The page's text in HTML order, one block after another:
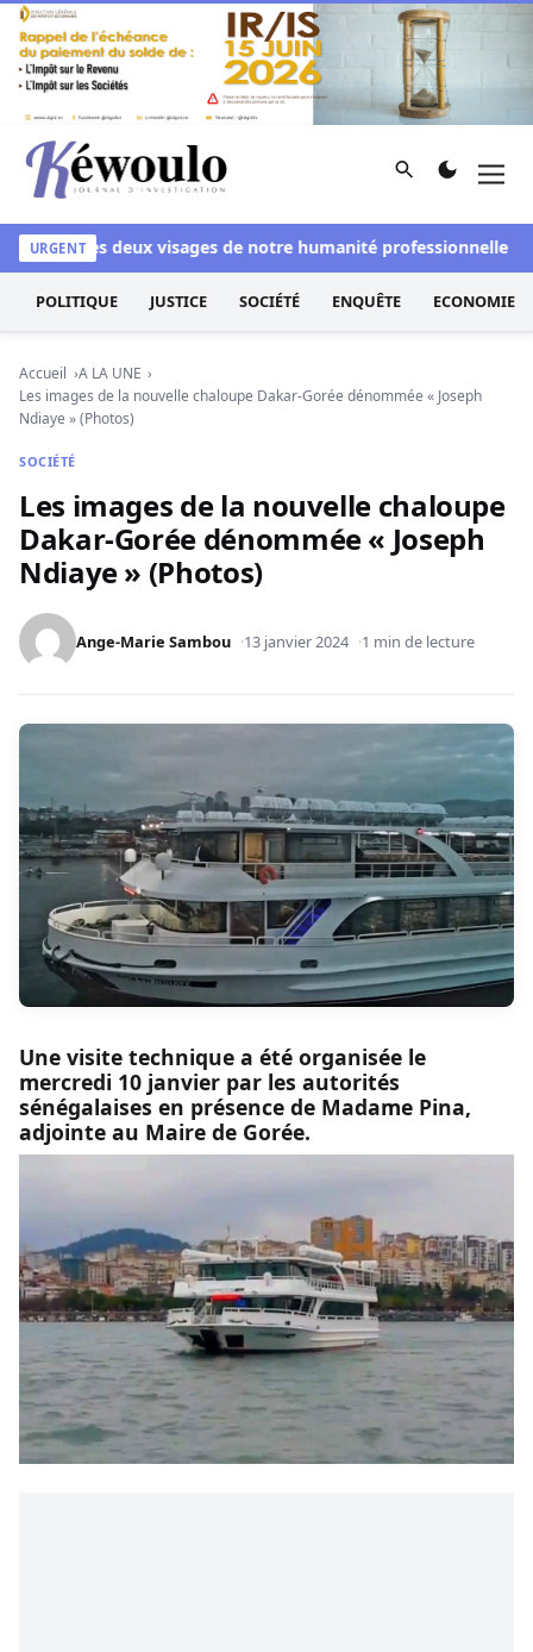
Aller au contenu
Kéwoulo, le premier site d'information et d'investigation
Rechercher
URGENT
Les deux visages de notre humanité professionnelle :
POLITIQUE JUSTICE SOCIÉTÉ ENQUÊTE ECONOMIE
Accueil
A LA UNE
Les images de la nouvelle chaloupe Dakar-Gorée dénommée « Joseph
Ndiaye » (Photos)
SOCIÉTÉ
Les images de la nouvelle chaloupe
Dakar-Gorée dénommée « Joseph
Ndiaye » (Photos)
Ange-Marie Sambou 13 janvier 2024 1 min de lecture
Une visite technique a été organisée le
mercredi 10 janvier par les autorités
sénégalaises en présence de Madame Pina,
adjointe au Maire de Gorée.